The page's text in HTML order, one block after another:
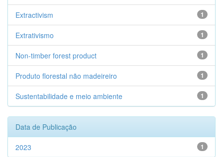
1
Extractivism
1
Extrativismo
1
Non-timber forest product
1
Produto florestal não madeireiro
1
Sustentabilidade e meio ambiente
Data de Publicação
1
2023